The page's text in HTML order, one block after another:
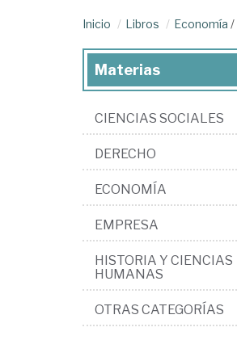
Inicio Libros Economía /
Materias
CIENCIAS SOCIALES
DERECHO
ECONOMÍA
EMPRESA
HISTORIA Y CIENCIAS
HUMANAS
OTRAS CATEGORÍAS